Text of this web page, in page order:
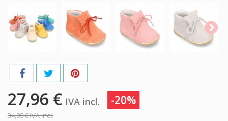
27,96 € IVA incl. -20%
34,95 €IVA incl.